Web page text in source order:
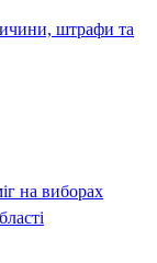
штрафи та
на виборах